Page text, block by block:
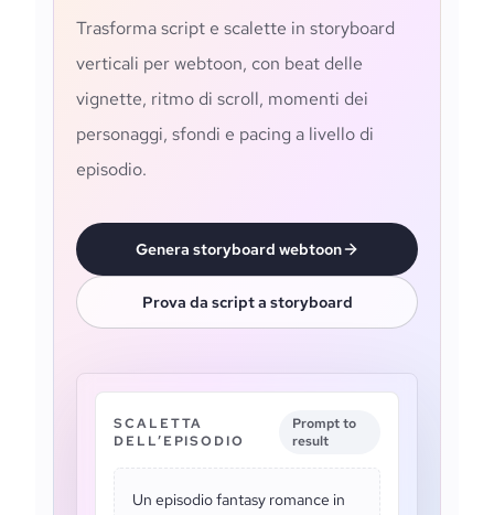
Trasforma script e scalette in storyboard
verticali per webtoon, con beat delle
vignette, ritmo di scroll, momenti dei
personaggi, sfondi e pacing a livello di
episodio.
Genera storyboard webtoon
Prova da script a storyboard
SCALETTA
DELL’EPISODIO
Prompt to
result
Un episodio fantasy romance in